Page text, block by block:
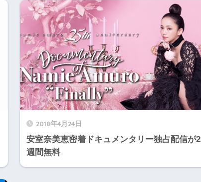
2018年4月24日
安室奈美恵密着ドキュメンタリー独占配信が2
週間無料